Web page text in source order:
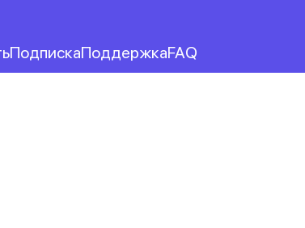
ПодпискаПоддержкаFAQ